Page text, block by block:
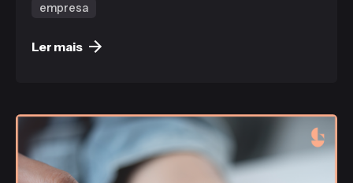
empresa
Ler mais